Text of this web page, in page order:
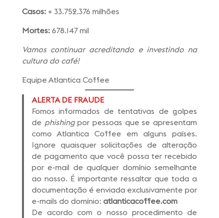
Casos: + 33.752.376 milhões
Mortes: 678.147 mil
Vamos continuar acreditando e investindo na
cultura do café!
Equipe Atlantica Coffee
ALERTA DE FRAUDE
Fomos informados de tentativas de golpes
de phishingpor pessoas que se apresentam
como Atlantica Coffee em alguns países.
Ignore quaisquer solicitações de alteração
de pagamento que você possa ter recebido
por e-mail de qualquer domínio semelhante
ao nosso. É importante ressaltar que toda a
documentação é enviada exclusivamente por
e-mails do domínio: atlanticacoffee.com
De acordo com o nosso procedimento de